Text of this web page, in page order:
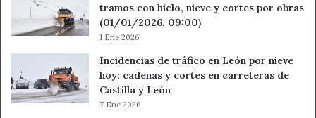
tramos con hielo, nieve y cortes por obras
(01/01/2026, 09:00)
1 Ene 2026
Incidencias de tráfico en León por nieve
hoy: cadenas y cortes en carreteras de
Castilla y León
7 Ene 2026